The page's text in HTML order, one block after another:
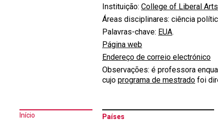
Instituição: College of Liberal
Áreas disciplinares: ciência
Palavras-chave: EUA.
Página web
Endereço de correio electrónico
Observações: é professora
cujo programa de mestrado foi
Início
Países